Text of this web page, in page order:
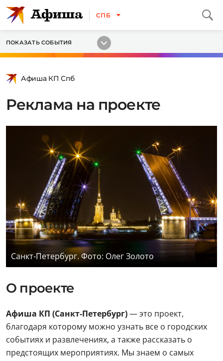
СПБ
ПОКАЗАТЬ СОБЫТИЯ
Афиша КП Спб
Реклама на проекте
Санкт-Петербург. Фото: Олег Золото
О проекте
Афиша КП (Санкт-Петербург)— это проект,
благодаря которому можно узнать все о городских
событиях и развлечениях, а также рассказать о
предстоящих мероприятиях. Мы знаем о самых